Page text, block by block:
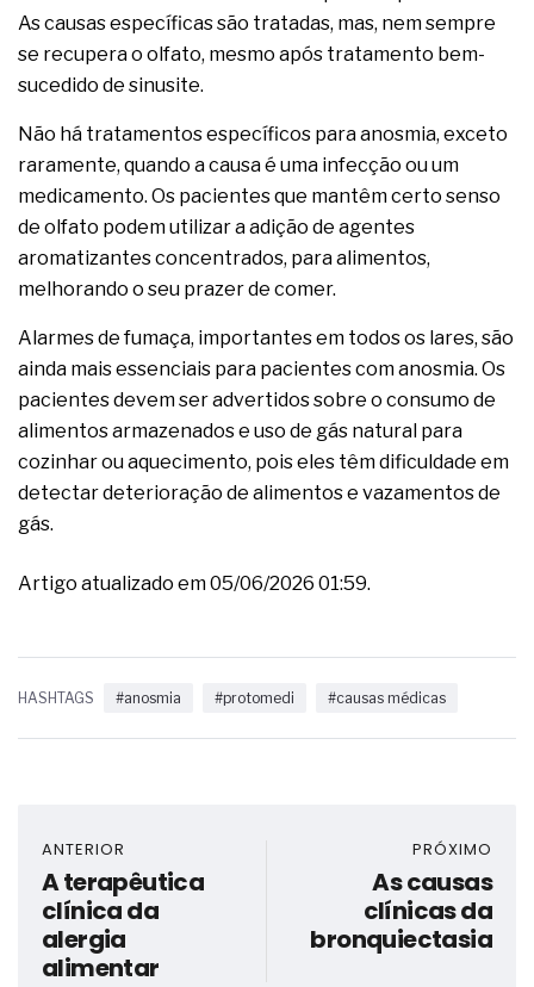
As causas específicas são tratadas, mas, nem sempre
se recupera o olfato, mesmo após tratamento bem-
sucedido de sinusite.
Não há tratamentos específicos para anosmia, exceto
raramente, quando a causa é uma infecção ou um
medicamento. Os pacientes que mantêm certo senso
de olfato podem utilizar a adição de agentes
aromatizantes concentrados, para alimentos,
melhorando o seu prazer de comer.
Alarmes de fumaça, importantes em todos os lares, são
ainda mais essenciais para pacientes com anosmia. Os
pacientes devem ser advertidos sobre o consumo de
alimentos armazenados e uso de gás natural para
cozinhar ou aquecimento, pois eles têm dificuldade em
detectar deterioração de alimentos e vazamentos de
gás.
Artigo atualizado em 05/06/2026 01:59.
HASHTAGS #anosmia #protomedi #causas médicas
ANTERIOR
A terapêutica
clínica da
alergia
alimentar
PRÓXIMO
As causas
clínicas da
bronquiectasia